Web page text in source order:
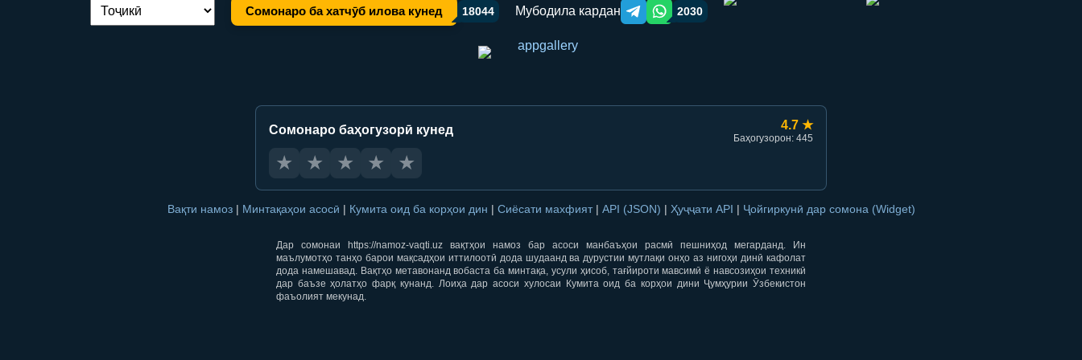
Иваз кардани забон: Сомонаро ба хатчӯб илова кунед 18044 Мубодила кардан Telegram orqali ulashish
WhatsApp orqali ulashish
2030
Сомонаро баҳогузорӣ кунед 4.7 ★
Баҳогузорон: 445
★ ★ ★ ★ ★
Вақти намоз | Минтақаҳои асосӣ | Кумита оид ба корҳои дин | Сиёсати махфият | API (JSON) | Ҳуҷҷати API | Ҷойгиркунӣ дар сомона (Widget)
Дар сомонаи https://namoz-vaqti.uz вақтҳои намоз бар асоси манбаъҳои расмӣ пешниҳод мегарданд. Ин
маълумотҳо танҳо барои мақсадҳои иттилоотӣ дода шудаанд ва дурустии мутлақи онҳо аз нигоҳи динӣ кафолат
дода намешавад. Вақтҳо метавонанд вобаста ба минтақа, усули ҳисоб, тағйироти мавсимӣ ё навсозиҳои техникӣ
дар баъзе ҳолатҳо фарқ кунанд. Лоиҳа дар асоси хулосаи Кумита оид ба корҳои дини Ҷумҳурии Ӯзбекистон
фаъолият мекунад.